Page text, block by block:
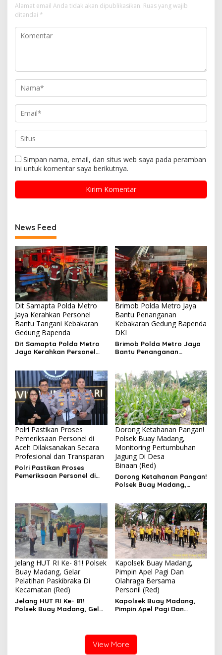
Alamat email Anda tidak akan dipublikasikan. Ruas yang wajib
ditandai *
Simpan nama, email, dan situs web saya pada peramban
ini untuk komentar saya berikutnya.
News Feed
Dit Samapta Polda Metro
Jaya Kerahkan Personel
Bantu Tangani Kebakaran
Gedung Bapenda
Dit Samapta Polda Metro
Jaya Kerahkan Personel
Brimob Polda Metro Jaya
Bantu Penanganan
Kebakaran Gedung Bapenda
DKI
Brimob Polda Metro Jaya
Bantu Penanganan
Polri Pastikan Proses
Pemeriksaan Personel di
Aceh Dilaksanakan Secara
Profesional dan Transparan
Polri Pastikan Proses
Pemeriksaan Personel di
Dorong Ketahanan Pangan!
Polsek Buay Madang,
Monitoring Pertumbuhan
Jagung Di Desa
Binaan (Red)
Dorong Ketahanan Pangan!
Polsek Buay Madang,
Jelang HUT RI Ke- 81! Polsek
Buay Madang, Gelar
Pelatihan Paskibraka Di
Kecamatan (Red)
Jelang HUT RI Ke- 81!
Polsek Buay Madang, Gelar
Kapolsek Buay Madang,
Pimpin Apel Pagi Dan
Olahraga Bersama
Personil (Red)
Kapolsek Buay Madang,
Pimpin Apel Pagi Dan
View More